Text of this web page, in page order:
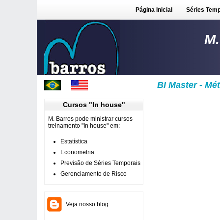
Página Inicial Séries
Cursos "In house"
M. Barros pode ministrar cursos
treinamento "In house" em:
Estatística
Econometria
Previsão de Séries Temporais
Gerenciamento de Risco
Veja nosso blog
BI Master -